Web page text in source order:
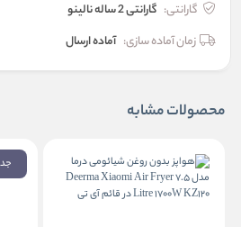
گارانتی: گارانتی 2 ساله نالینو
زمان آماده سازی: آماده ارسال
محصولات مشابه